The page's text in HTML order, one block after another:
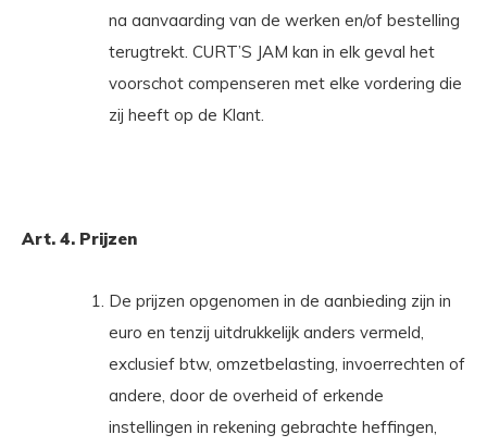
na aanvaarding van de werken en/of bestelling
terugtrekt. CURT’S JAM kan in elk geval het
voorschot compenseren met elke vordering die
zij heeft op de Klant.
Art. 4. Prijzen
De prijzen opgenomen in de aanbieding zijn in
euro en tenzij uitdrukkelijk anders vermeld,
exclusief btw, omzetbelasting, invoerrechten of
andere, door de overheid of erkende
instellingen in rekening gebrachte heffingen,